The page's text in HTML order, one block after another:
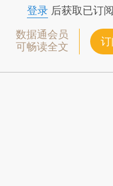
登录后获取已订
数据通会员
可畅读全文